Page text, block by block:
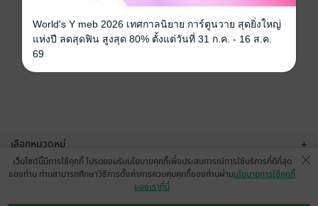
เลือกหมวดหมู่ +
บริการช่วยเหลือ
เว็บไซต์นี้มีการใช้คุกกี้ โปรดยอมรับนโยบายคุกกี้เพื่อประสบการณ์การใช้บริการที่ดีที่สุด
ของท่าน ท่านสามารถศึกษาวิธีการตั้งค่าการควบคุมคุกกี้ของท่านผ่านนโยบายการใช้คุกกี้
ของเราที่นี่
World's Y meb 2026 เทศกาลนิยาย การ์ตูนวาย สุดยิ่งใหญ่
แห่งปี ลดสุดฟิน สูงสุด 80% ตั้งแต่วันที่ 31 ก.ค. - 16 ส.ค.
69